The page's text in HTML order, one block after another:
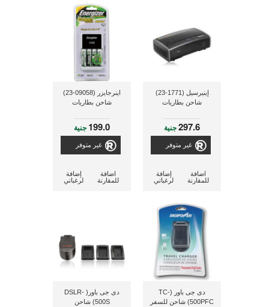
إينيرسيل (1771-23)
شاحن بطاريات
297.6جنية
غير متوفر
إضافة
لرغباتي
اضافة
للمقارنة
اينرجايزر (09058-23)
شاحن بطاريات
199.0 جنية
غير متوفر
إضافة
لرغباتي
اضافة
للمقارنة
دى جى باور (TC-
500PFC) شاحن للسفر
دى جى باور( DSLR-
500S) شاحن